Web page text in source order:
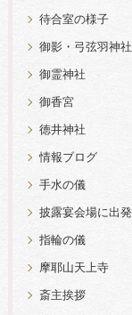
待合室の様子
御影・弓弦羽神社
御霊神社
御香宮
徳井神社
情報ブログ
手水の儀
披露宴会場に出発
指輪の儀
摩耶山天上寺
斎主挨拶